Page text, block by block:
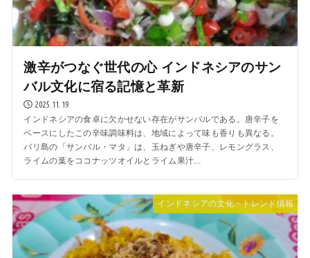
激辛がつなぐ世代の心 インドネシアのサン
バル文化に宿る記憶と革新
2025.11.19
インドネシアの食卓に欠かせない存在がサンバルである。唐辛子を
ベースにしたこの辛味調味料は、地域によって味も香りも異なる。
バリ島の「サンバル・マタ」は、玉ねぎや唐辛子、レモングラス、
ライムの葉をココナッツオイルとライム果汁...
インドネシアの文化・トレンド情報